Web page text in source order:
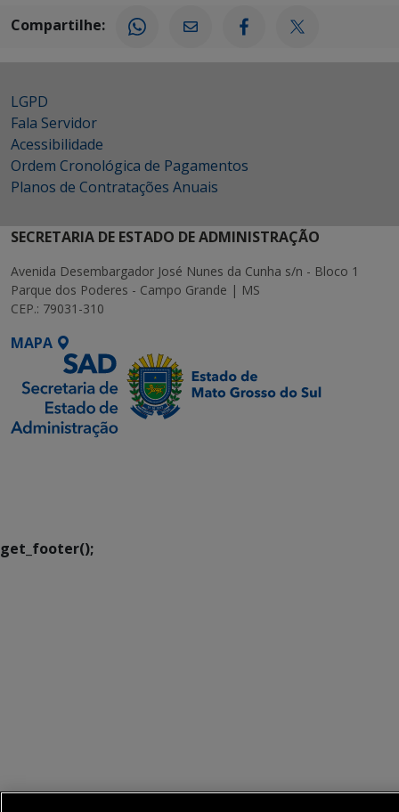
Compartilhe:
LGPD
Fala Servidor
Acessibilidade
Ordem Cronológica de Pagamentos
Planos de Contratações Anuais
SECRETARIA DE ESTADO DE ADMINISTRAÇÃO
Avenida Desembargador José Nunes da Cunha s/n - Bloco 1
Parque dos Poderes - Campo Grande | MS
CEP.: 79031-310
MAPA
get_footer();